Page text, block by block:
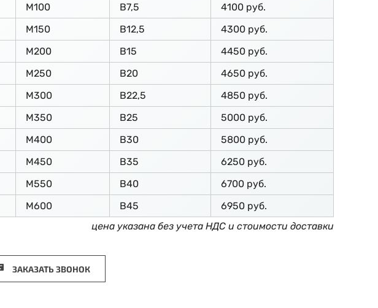
М100 В7,5
4100 руб.
М150 В12,5
4300 руб.
М200 В15
4450 руб.
М250 В20
4650 руб.
М300 В22,5
4850 руб.
М350 В25
5000 руб.
М400 В30
5800 руб.
М450 В35
6250 руб.
М550 В40
6700 руб.
М600 В45
6950 руб.
цена указана без учета НДС и стоимости доставки
ЗАКАЗАТЬ ЗВОНОК